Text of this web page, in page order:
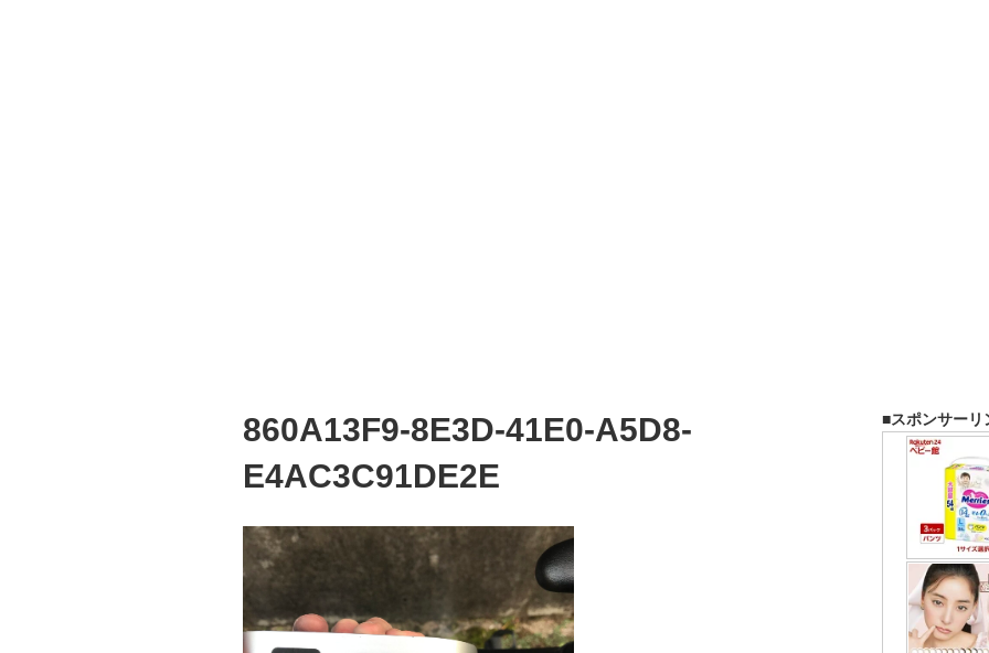
860A13F9-8E3D-41E0-A5D8-
E4AC3C91DE2E
■スポンサーリ